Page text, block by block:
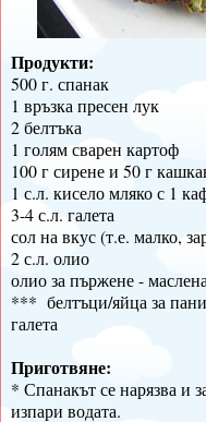
Продукти:
500 г. спанак
1 връзка пресен лук
2 белтъка
1 голям сварен картоф
100 г сирене и 50 г
1 с.л. кисело мляко с 1
3-4 с.л. галета
сол на вкус (т.е. малко,
2 с.л. олио
олио за пържене -
*** белтъци/яйца за
галета
Приготвяне:
* Спанакът се нарязва и
изпари водата.